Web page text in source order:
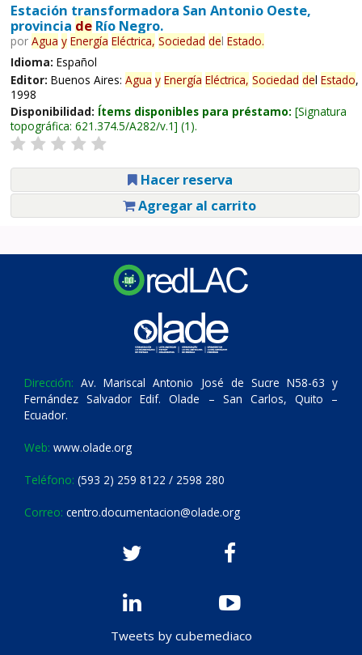
Estación transformadora San Antonio Oeste,
provincia deRío Negro.
por Agua y Energía Eléctrica, Sociedad del Estado.
Idioma: Español
Editor: Buenos Aires: Agua y Energía Eléctrica, Sociedad del Estado,
1998
Disponibilidad: Ítems disponibles para préstamo: Signatura
topográfica: 621.374.5/A282/v.1 (1).
Hacer reserva
Agregar al carrito
Dirección: Av. Mariscal Antonio José de Sucre N58-63 y
Fernández Salvador Edif. Olade – San Carlos, Quito –
Ecuador.
Web: www.olade.org
Teléfono: (593 2) 259 8122 / 2598 280
Correo: centro.documentacion@olade.org
Tweets by cubemediaco